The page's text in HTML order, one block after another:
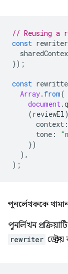
// Reusing a
const rewriter
});
const
Array. from(
document.
(reviewEl)
context :
tone :
})
),
);
পুনর্লেখককে
পুনর্লিখন
rewriter